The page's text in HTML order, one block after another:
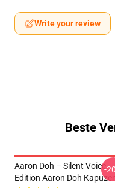
Write your review
Beste
Aaron Doh – Silent Voice
Edition Aaron Doh Kapuzen
-